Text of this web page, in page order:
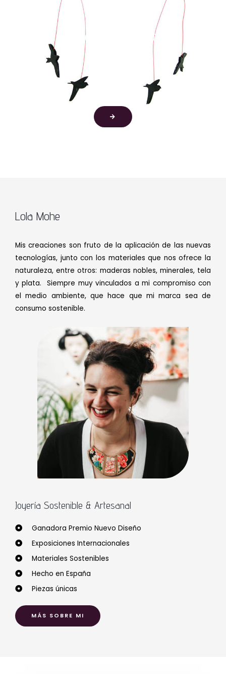
Colección Pendientes
Lola Mohe
Mis creaciones son fruto de la aplicación de las nuevas
tecnologías, junto con los materiales que nos ofrece la
naturaleza, entre otros: maderas nobles, minerales, tela
y plata. Siempre muy vinculados a mi compromiso con
el medio ambiente, que hace que mi marca sea de
consumo sostenible.
Joyería Sostenible & Artesanal
Ganadora Premio Nuevo Diseño
Exposiciones Internacionales
Materiales Sostenibles
Hecho en España
Piezas únicas
MÁS SOBRE MI